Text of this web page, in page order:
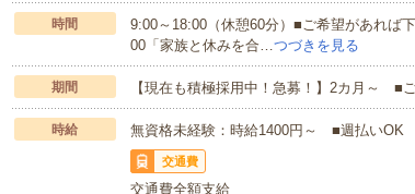
時間
9:00～18:00（休憩60分）■ご希望があれば
00「家族と休みを合…つづきを見る
期間 【現在も積極採用中！急募！】2カ月～ ■
時給 無資格未経験：時給1400円～ ■週払い
交通費
交通費全額支給